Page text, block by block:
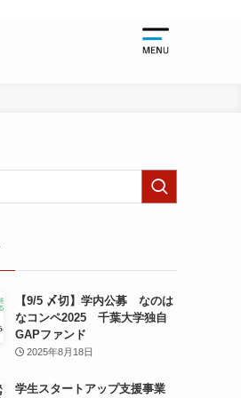
千葉大学関
起業支援
【9/5 〆切】学内公募 なのは
なコンペ2025 千葉大学独自
GAPファンド
2025年8月18日
学生スタートアップ支援事業